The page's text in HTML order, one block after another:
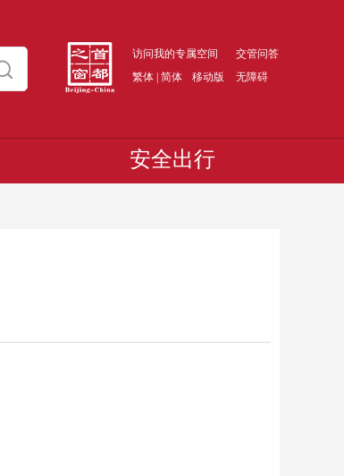
访问我的专属空间
交管问答
繁体 简体 移动版 无障碍
安全出行